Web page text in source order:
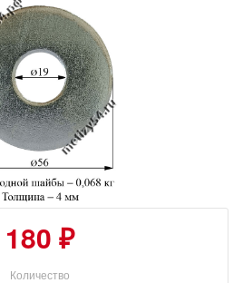
180 ₽
Количество